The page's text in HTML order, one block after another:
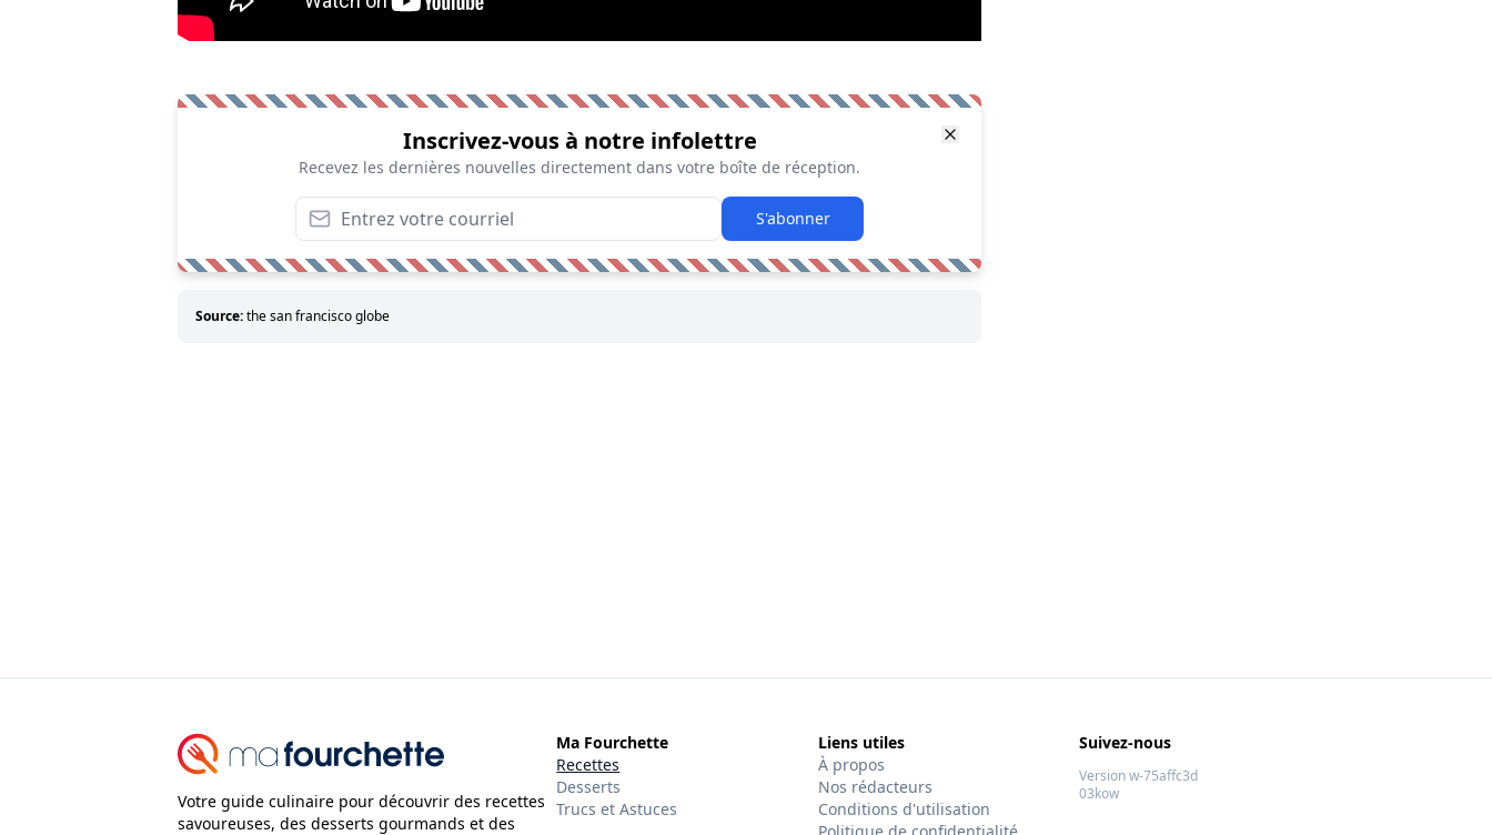
Inscrivez-vous à notre infolettre
Recevez les dernières nouvelles directement dans votre boîte de réception.
S'abonner
Source:the san francisco globe
Votre guide culinaire pour découvrir des recettes
savoureuses, des desserts gourmands et des
Ma Fourchette
Recettes
Desserts
Trucs et Astuces
Liens utiles
À propos
Nos rédacteurs
Conditions d'utilisation
Suivez-nous
Version w-75affc3d
03kow